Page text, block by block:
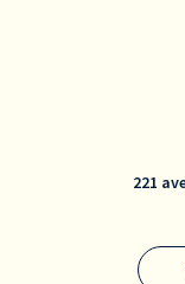
JEUDI 14 MARS
JEUDI 21 MARS
JEUDI 4 AVRIL
JEUDI 11 AVRIL
221